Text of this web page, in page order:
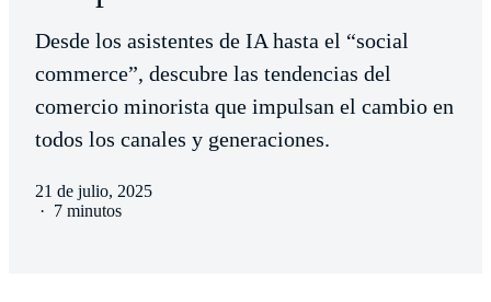
Desde los asistentes de IA hasta el “social
commerce”, descubre las tendencias del
comercio minorista que impulsan el cambio en
todos los canales y generaciones.
21 de julio, 2025
· 7 minutos